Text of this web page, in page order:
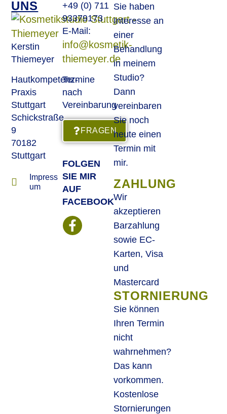
UNS
Kerstin
Thiemeyer
Hautkompetenz-
Praxis
Stuttgart
Schickstraße
9
70182
Stuttgart
Impress
um
+49 (0) 711
93379173
E-Mail:
info@kosmetik-
thiemeyer.de
Termine
nach
Vereinbarung
FRAGEN
FOLGEN
SIE MIR
AUF
FACEBOOK
Sie haben
Interesse an
einer
Behandlung
in meinem
Studio?
Dann
vereinbaren
Sie noch
heute einen
Termin mit
mir.
ZAHLUNG
Wir
akzeptieren
Barzahlung
sowie EC-
Karten, Visa
und
Mastercard
STORNIERUNG
Sie können
Ihren Termin
nicht
wahrnehmen?
Das kann
vorkommen.
Kostenlose
Stornierungen